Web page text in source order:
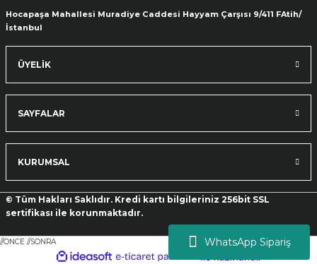
WhatsApp Sipariş
Hocapaşa Mahallesi Muradiye Caddesi Hayyam Çarşısı 9/411 FAtih/
İstanbul
ÜYELİK
SAYFALAR
KURUMSAL
© Tüm Hakları Saklıdır. Kredi kartı bilgileriniz 256bit SSL
sertifikası ile korunmaktadır.
//ONCE //SONRA
ideasoft